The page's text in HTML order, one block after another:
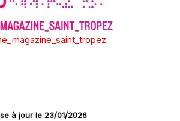
à jour le 23/01/2026